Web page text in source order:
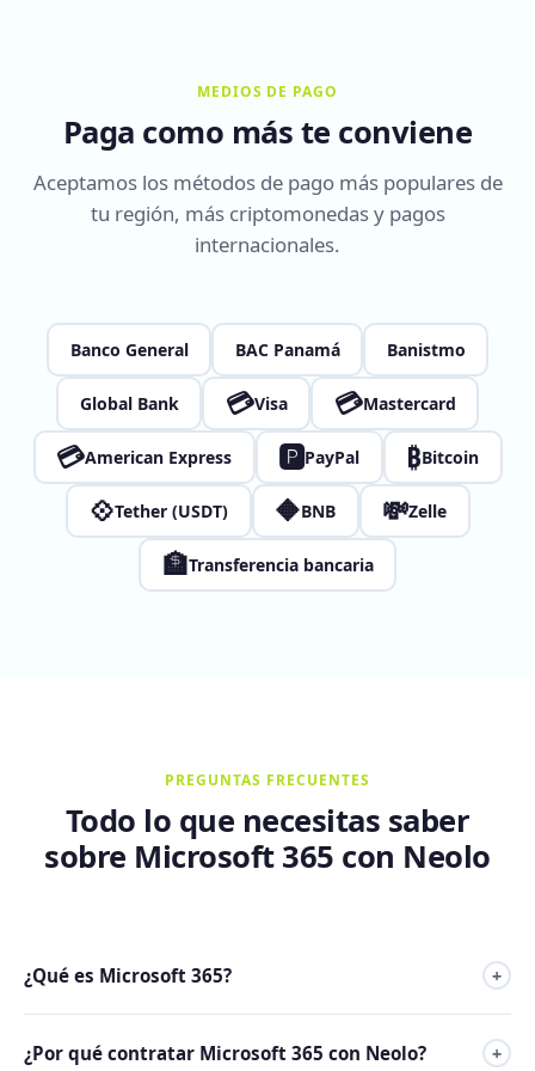
MEDIOS DE PAGO
Paga como más te conviene
Aceptamos los métodos de pago más populares de
tu región, más criptomonedas y pagos
internacionales.
Banco General BAC Panamá Banistmo
Global Bank 💳Visa 💳Mastercard
💳American Express 🅿PayPal ₿Bitcoin
💠Tether (USDT) 🔶BNB 💸Zelle
🏦Transferencia bancaria
PREGUNTAS FRECUENTES
Todo lo que necesitas saber
sobre Microsoft 365 con Neolo
¿Qué es Microsoft 365? +
de Microsoft en la nube: Word, Excel, PowerPoint, Outlook,
¿Por qué contratar Microsoft 365 con Neolo? +